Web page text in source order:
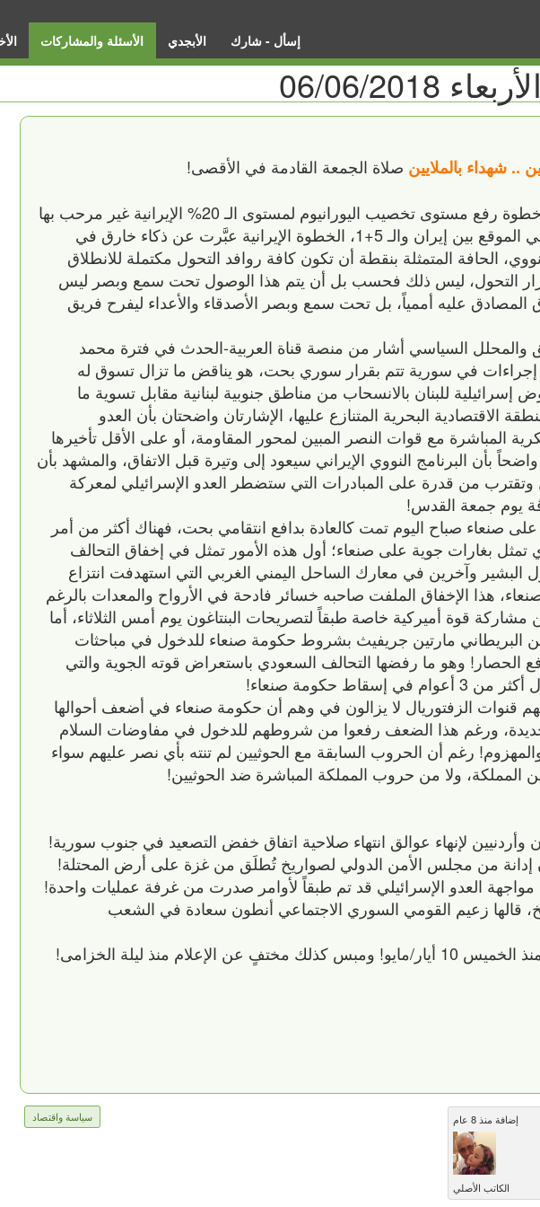
الأسئلة والمشاركات الأبجدي إسأل - شارك
06/2018
شهداء بالملايين صلاة الجمعة القادمة في الأقصى!
جان إيڤ لودريان وزير خارجية فرنسا صرَّح بأن خطوة رفع مستوى تخصيب اليورانيوم لمستوى الـ 20% الإيرانية غير مرحب بها
فرنسياً، لكنها لا تتعارض مع الاتفاق النووي الإيراني الموقع بين إيران والـ 5+1، الخطوة الإيرانية عبَّرت عن ذكاء خارق في
الحافة المتمثلة بنقطة أن تكون كافة روافد التحول مكتملة للانطلاق
قرار التحول، ليس ذلك فحسب بل أن يتم هذا الوصول تحت سمع وبصر ليس
المصادق عليه أممياً، بل تحت سمع وبصر الأصدقاء والأعداء ليفرح فريق
السياسي أشار من منصة قناة العربية-الحدث في فترة محمد
إجراءات في سورية تتم بقرار سوري بحت، هو يناقض ما تزال تسوق له
للبنان بالانسحاب من مناطق جنوبية لبنانية مقابل تسوية ما
الاقتصادية البحرية المتنازع عليها، الإشارتان واضحتان بأن العدو
المباشرة مع قوات النصر المبين لمحور المقاومة، أو على الأقل تأخيرها
بأن البرنامج النووي الإيراني سيعود إلى وتيرة قبل الاتفاق، والمشهد بأن
من قدرة على المبادرات التي ستضطر العدو الإسرائيلي لمعركة
يوم جمعة القدس!
صنعاء صباح اليوم تمت كالعادة بدافع انتقامي بحت، فهناك أكثر من أمر
بغارات جوية على صنعاء؛ أول هذه الأمور تمثل في إخفاق التحالف
وآخرين في معارك الساحل اليمني الغربي التي استهدفت انتزاع
هذا الإخفاق الملفت صاحبه خسائر فادحة في الأرواح والمعدات بالرغم
قوة أميركية خاصة طبقاً لتصريحات البنتاغون يوم أمس الثلاثاء، أما
البريطاني مارتين جريفيث بشروط حكومة صنعاء للدخول في مباحثات
الحصار! وهو ما رفضها التحالف السعودي باستعراض قوته الجوية والتي
حكومة صنعاء!
قنوات الزفتوريال لا يزالون في وهم أن حكومة صنعاء في أضعف أحوالها
ورغم هذا الضعف رفعوا من شروطهم للدخول في مفاوضات السلام
رغم أن الحروب السابقة مع الحوثيين لم تنته بأي نصر عليهم سواء
ولا من حروب المملكة المباشرة ضد الحوثيين!
لإنهاء عوالق انتهاء صلاحية اتفاق خفض التصعيد في جنوب سورية!
إدانة من مجلس الأمن الدولي لصواريخ تُطلَق من غزة على أرض المحتلة!
العدو الإسرائيلي قد تم طبقاً لأوامر صدرت من غرفة عمليات واحدة!
قالها زعيم القومي السوري الاجتماعي أنطون سعادة في الشعب
منذ ليلة الخزامى!
سياسة واقتصاد
إضافة منذ 8 عام
الكاتب الأصلي